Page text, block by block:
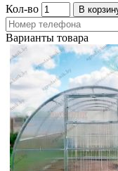
Кол-во
В
Варианты товара